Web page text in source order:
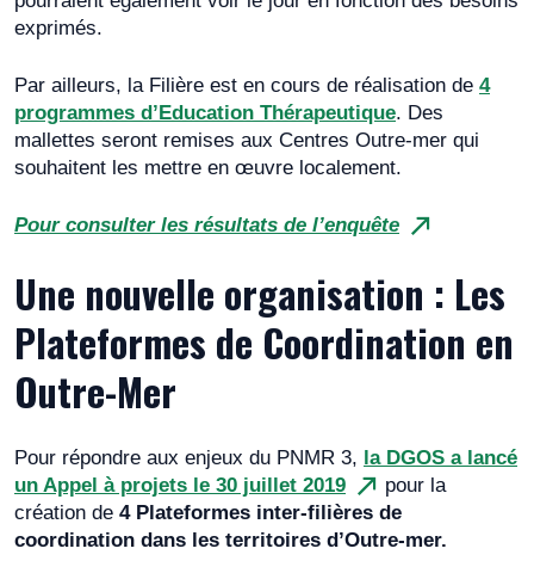
exprimés.
Par ailleurs, la Filière est en cours de réalisation de 4
programmes d’Education Thérapeutique. Des
mallettes seront remises aux Centres Outre-mer qui
souhaitent les mettre en œuvre localement.
Pour consulter les résultats de l’enquête
Une nouvelle organisation : Les
Plateformes de Coordination en
Outre-Mer
Pour répondre aux enjeux du PNMR 3, la DGOS a lancé
un Appel à projets le 30 juillet 2019
pour la
création de 4 Plateformes inter-filières de
coordination dans les territoires d’Outre-mer.